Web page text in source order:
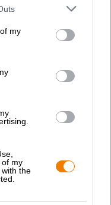
my
of my
the
ales | Meergranenbier
- wild ale